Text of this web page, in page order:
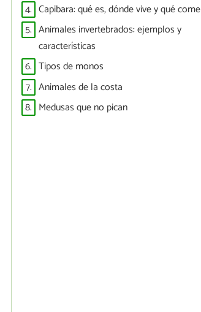
4. Capibara: qué es, dónde vive y qué come
5. Animales invertebrados: ejemplos y
características
6. Tipos de monos
7. Animales de la costa
8. Medusas que no pican